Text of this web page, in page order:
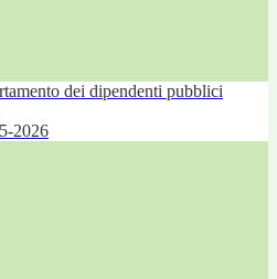
dei dipendenti pubblici
2026